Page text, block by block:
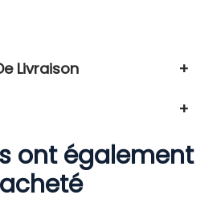
Livraison
ont également
acheté